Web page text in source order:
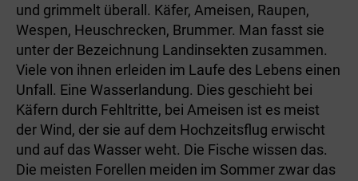
und grimmelt überall. Käfer, Ameisen, Raupen,
Wespen, Heuschrecken, Brummer. Man fasst sie
unter der Bezeichnung Landinsekten zusammen.
Viele von ihnen erleiden im Laufe des Lebens einen
Unfall. Eine Wasserlandung. Dies geschieht bei
Käfern durch Fehltritte, bei Ameisen ist es meist
der Wind, der sie auf dem Hochzeitsflug erwischt
und auf das Wasser weht. Die Fische wissen das.
Die meisten Forellen meiden im Sommer zwar das